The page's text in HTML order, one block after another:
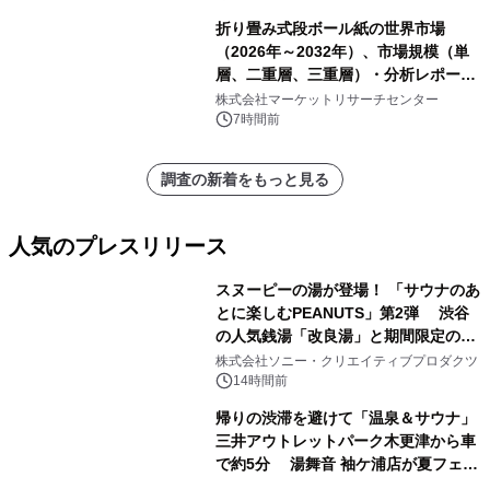
折り畳み式段ボール紙の世界市場
（2026年～2032年）、市場規模（単
層、二重層、三重層）・分析レポート
を発表
株式会社マーケットリサーチセンター
7時間前
調査の新着をもっと見る
人気のプレスリリース
スヌーピーの湯が登場！ 「サウナのあ
とに楽しむPEANUTS」第2弾 渋谷
の人気銭湯「改良湯」と期間限定のコ
ラボレーション サウナイキタイコラ
ボグッズも発売決定！
株式会社ソニー・クリエイティブプロダクツ
14時間前
帰りの渋滞を避けて「温泉＆サウナ」
三井アウトレットパーク木更津から車
で約5分 湯舞音 袖ケ浦店が夏フェア